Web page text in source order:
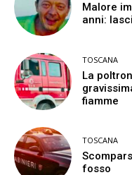
Malore
anni:
TOSCANA
La
fiamme
TOSCANA
fosso